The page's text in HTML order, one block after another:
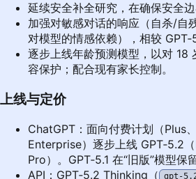
延续安全补全研究，在确保安全边
加强对敏感对话的响应（自杀/自
对模型的情感依赖），相较
逐步上线年龄预测模型，以对 18
容保护；配合现有家长控制。
上线与定价
ChatGPT：面向付费计划（Plus
Enterprise）逐步上线 GPT‑5.2
Pro）。GPT‑5.1 在“旧版”模型保
API：GPT‑5.2 Thinking（
gpt-